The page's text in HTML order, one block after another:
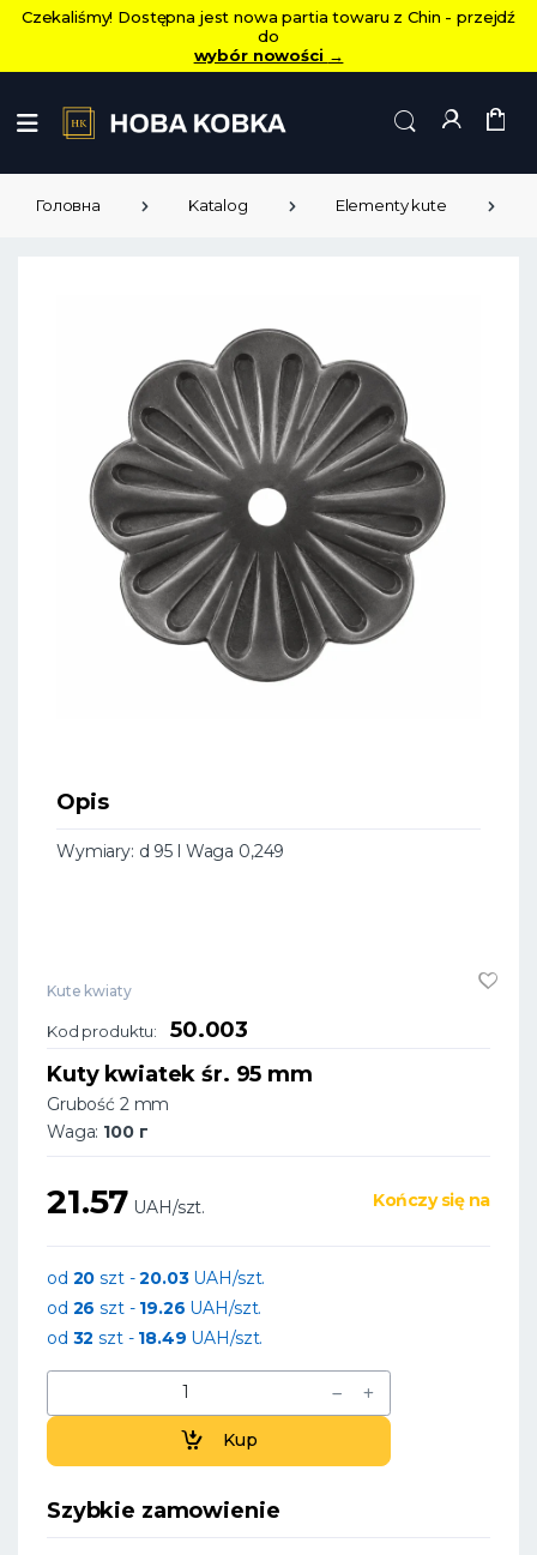
Czekaliśmy! Dostępna jest nowa partia towaru z Chin - przejdź
do
wybór nowości →
Головна Katalog Elementy kute
Opis
Wymiary: d 95 l Waga 0,249
Kute kwiaty
Kod produktu:
50.003
Kuty kwiatek śr. 95 mm
Grubość 2 mm
Waga: 100 г
21.57 UAH/szt. Kończy się na
od 20 szt -20.03UAH/szt.
od 26 szt - 19.26 UAH/szt.
od 32 szt - 18.49 UAH/szt.
Kup
Szybkie zamowienie